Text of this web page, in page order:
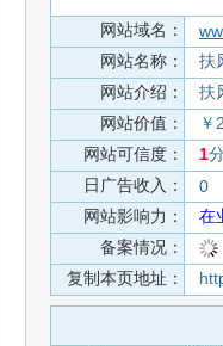
网站域名：
网站名称：
扶
网站介绍：
扶
网站价值：
￥
网站可信度：
1
日广告收入：
0
网站影响力：
在
备案情况：
复制本页地址：